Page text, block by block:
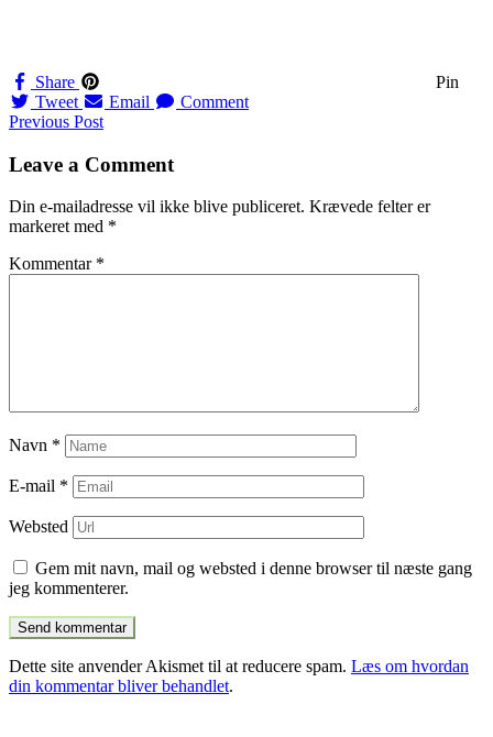
Share
Pin
Tweet
Email Comment
Navigation
til
Previous Post
Leave a Comment
Din e-mailadresse vil ikke blive publiceret. Krævede felter er
markeret med *
Kommentar *
Navn *
E-mail *
Websted
Gem mit navn, mail og websted i denne browser til næste gang
jeg kommenterer.
Dette site anvender Akismet til at reducere spam. Læs om hvordan
din kommentar bliver behandlet.